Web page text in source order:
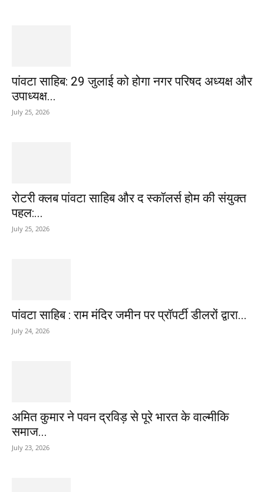
पांवटा साहिब: 29 जुलाई को होगा नगर परिषद अध्यक्ष और
उपाध्यक्ष...
July 25, 2026
​रोटरी क्लब पांवटा साहिब और द स्कॉलर्स होम की संयुक्त
पहल:...
July 25, 2026
पांवटा साहिब : राम मंदिर जमीन पर प्रॉपर्टी डीलरों द्वारा...
July 24, 2026
अमित कुमार ने पवन द्रविड़ से पूरे भारत के वाल्मीकि
समाज...
July 23, 2026